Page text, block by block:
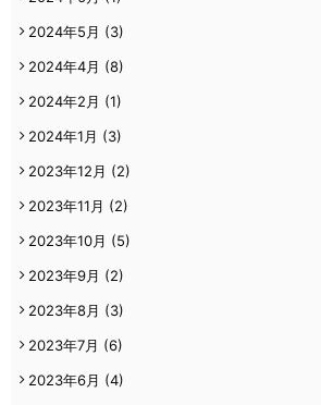
2024年5月 (3)
2024年4月 (8)
2024年2月 (1)
2024年1月 (3)
2023年12月 (2)
2023年11月 (2)
2023年10月 (5)
2023年9月 (2)
2023年8月 (3)
2023年7月 (6)
2023年6月 (4)